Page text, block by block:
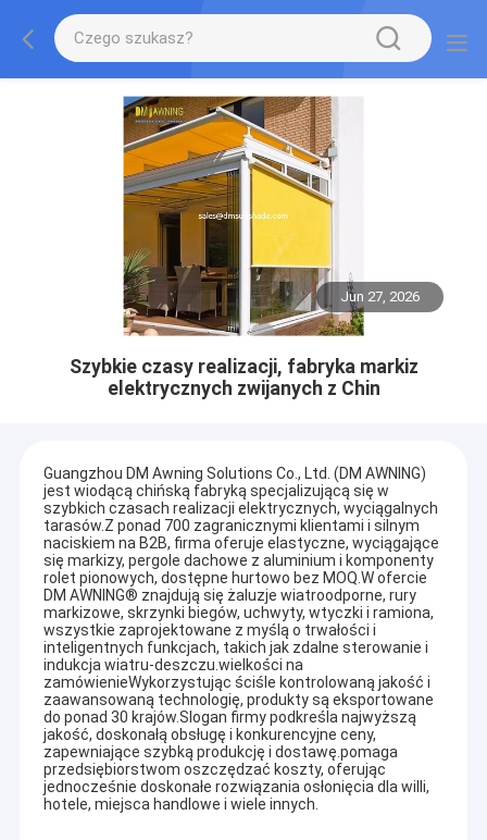
Jun 27, 2026
Szybkie czasy realizacji, fabryka markiz
elektrycznych zwijanych z Chin
Guangzhou DM Awning Solutions Co., Ltd. (DM AWNING)
jest wiodącą chińską fabryką specjalizującą się w
szybkich czasach realizacji elektrycznych, wyciągalnych
tarasów.Z ponad 700 zagranicznymi klientami i silnym
naciskiem na B2B, firma oferuje elastyczne, wyciągające
się markizy, pergole dachowe z aluminium i komponenty
rolet pionowych, dostępne hurtowo bez MOQ.W ofercie
DM AWNING® znajdują się żaluzje wiatroodporne, rury
markizowe, skrzynki biegów, uchwyty, wtyczki i ramiona,
wszystkie zaprojektowane z myślą o trwałości i
inteligentnych funkcjach, takich jak zdalne sterowanie i
indukcja wiatru-deszczu.wielkości na
zamówienieWykorzystując ściśle kontrolowaną jakość i
zaawansowaną technologię, produkty są eksportowane
do ponad 30 krajów.Slogan firmy podkreśla najwyższą
jakość, doskonałą obsługę i konkurencyjne ceny,
zapewniające szybką produkcję i dostawę.pomaga
przedsiębiorstwom oszczędzać koszty, oferując
jednocześnie doskonałe rozwiązania osłonięcia dla willi,
hotele, miejsca handlowe i wiele innych.